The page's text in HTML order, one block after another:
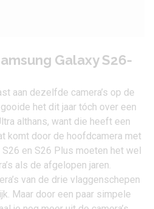
Galaxy S26-
aan dezelfde camera’s op de
het dit jaar tóch over een
althans, want die heeft een
komt door de hoofdcamera met
en S26 Plus moeten het wel
als de afgelopen jaren.
van de drie vlaggenschepen
Maar door een paar simpele